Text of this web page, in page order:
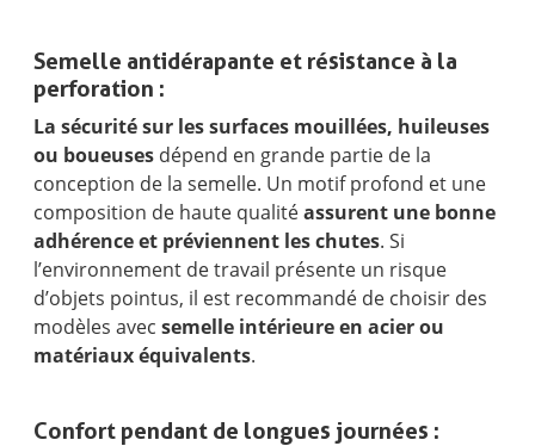
Semelle antidérapante et résistance à la
perforation :
La sécurité sur les surfaces mouillées, huileuses
ou boueuses dépend en grande partie de la
conception de la semelle. Un motif profond et une
composition de haute qualitéassurent une bonne
adhérence et préviennent les chutes. Si
l’environnement de travail présente un risque
d’objets pointus, il est recommandé de choisir des
modèles avecsemelle intérieure en acier ou
matériaux équivalents.
Confort pendant de longues journées :